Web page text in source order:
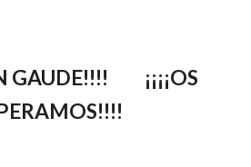
GAUDE!!!! ¡¡¡¡OS